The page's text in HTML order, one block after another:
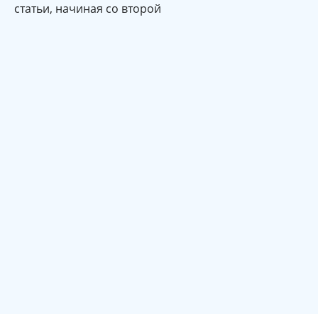
статьи, начиная со второй